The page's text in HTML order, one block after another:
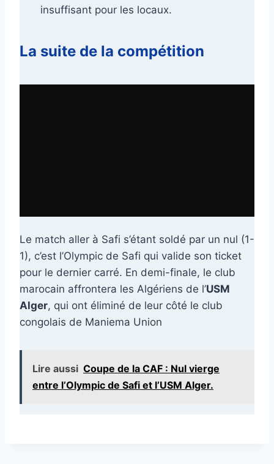
insuffisant pour les locaux.
La suite de la compétition
Le match aller à Safi s’étant soldé par un nul (1-
1), c’est l’Olympic de Safi qui valide son ticket
pour le dernier carré. En demi-finale, le club
marocain affrontera les Algériens de l’USM
Alger, qui ont éliminé de leur côté le club
congolais de Maniema Union
Lire aussi Coupe de la CAF : Nul vierge
entre l’Olympic de Safi et l’USM Alger.